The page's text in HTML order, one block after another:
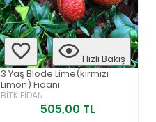
Hızlı Bakış
3 Yaş Blode Lime(kırmızı
Limon) Fidanı
BİTKİFİDAN
505,00 TL